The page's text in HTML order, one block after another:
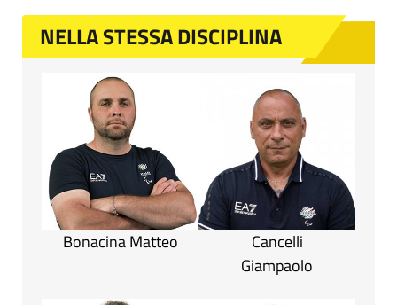
NELLA STESSA DISCIPLINA
Bonacina Matteo
Cancelli
Giampaolo